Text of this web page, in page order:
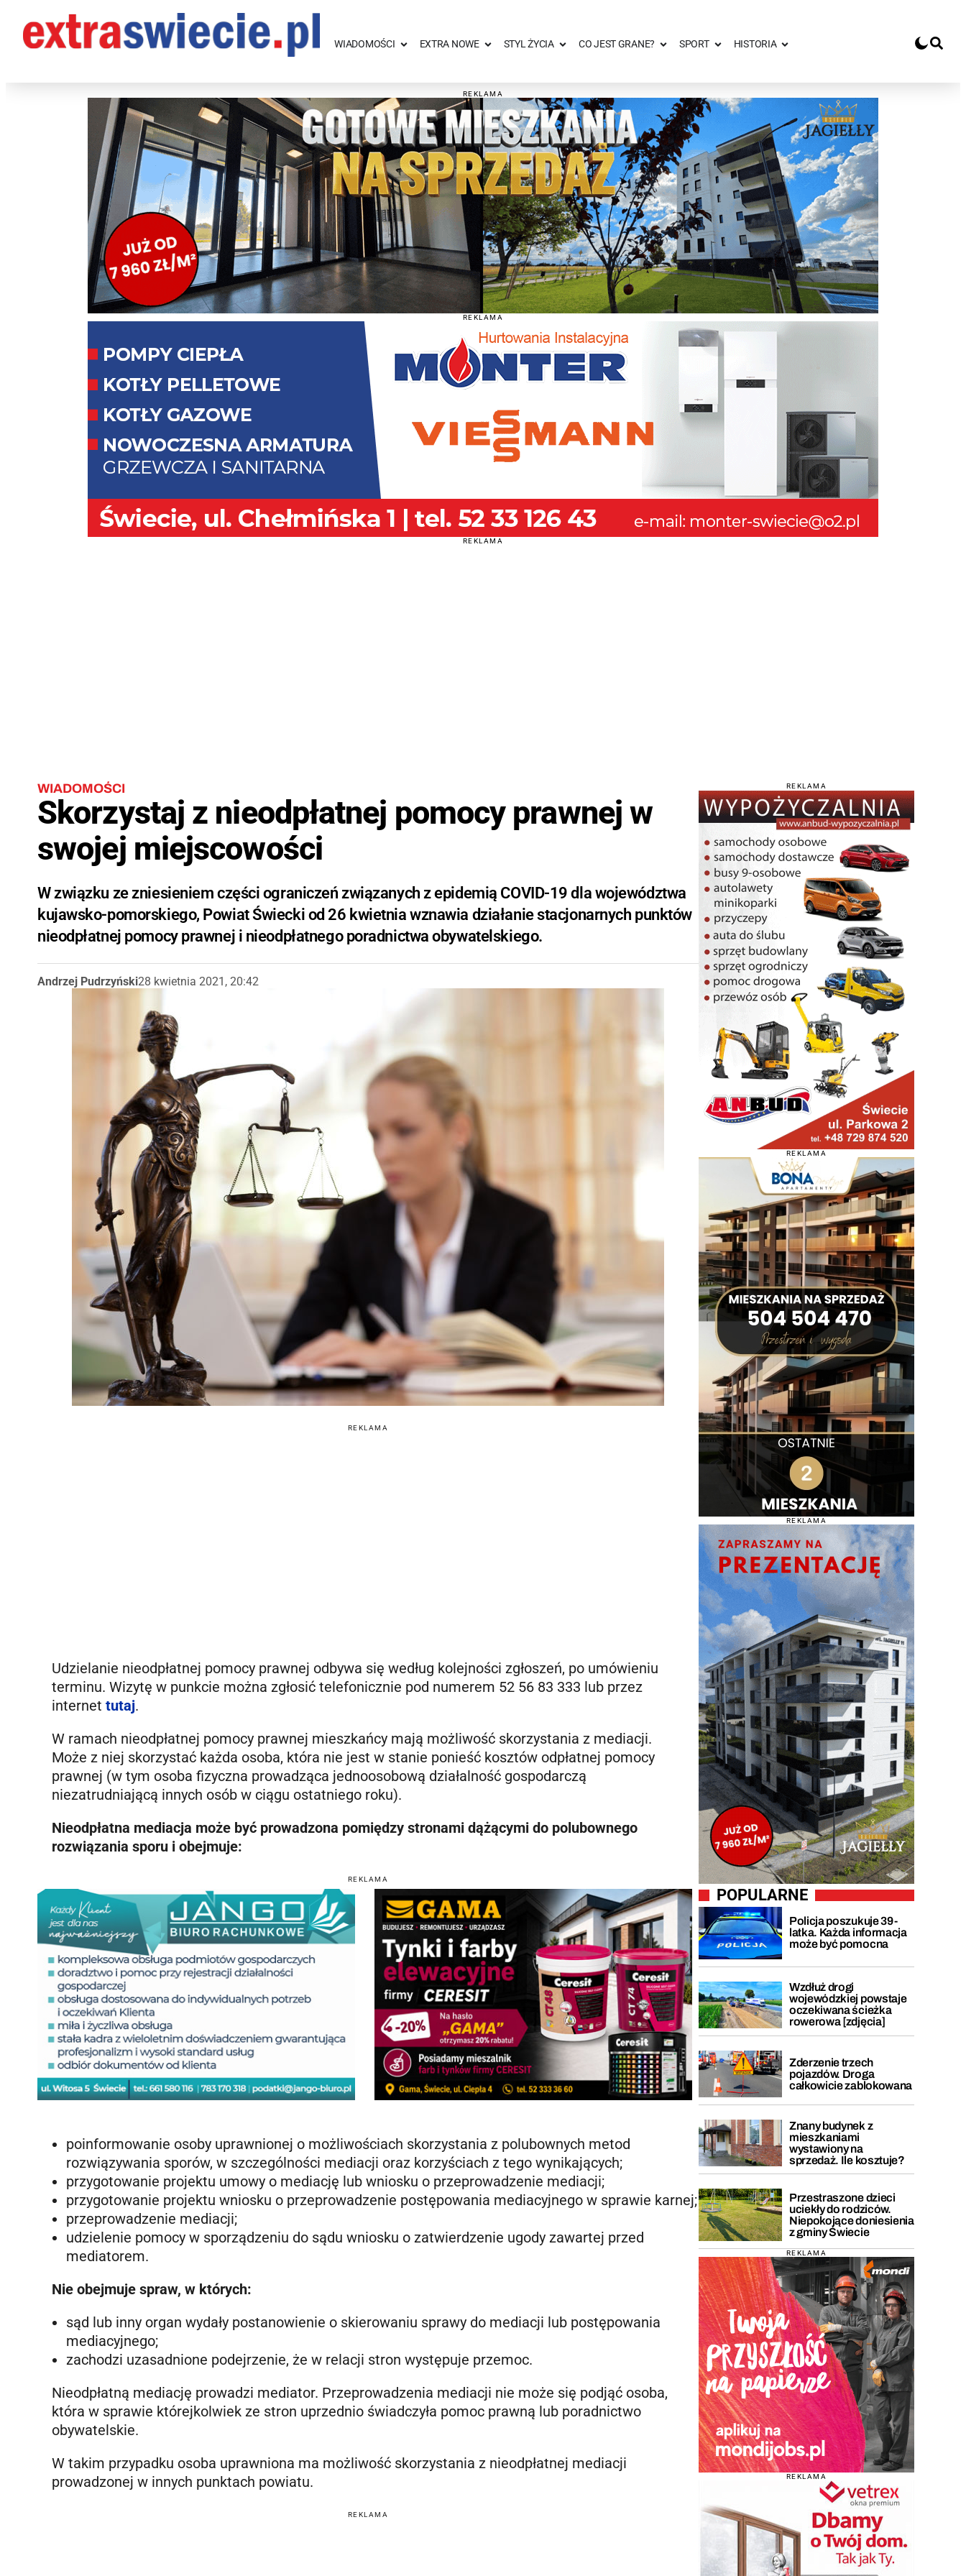
WIADOMOŚCI EXTRA NOWE STYL ŻYCIA CO JEST GRANE? SPORT HISTORIA
REKLAMA
REKLAMA
REKLAMA
WIADOMOŚCI
Skorzystaj z nieodpłatnej pomocy prawnej w
swojej miejscowości
W związku ze zniesieniem części ograniczeń związanych z epidemią COVID-19 dla województwa
kujawsko-pomorskiego, Powiat Świecki od 26 kwietnia wznawia działanie stacjonarnych punktów
nieodpłatnej pomocy prawnej i nieodpłatnego poradnictwa obywatelskiego.
Andrzej Pudrzyński28 kwietnia 2021, 20:42
REKLAMA
Udzielanie nieodpłatnej pomocy prawnej odbywa się według kolejności zgłoszeń, po umówieniu
terminu. Wizytę w punkcie można zgłosić telefonicznie pod numerem 52 56 83 333 lub przez
internet tutaj.
W ramach nieodpłatnej pomocy prawnej mieszkańcy mają możliwość skorzystania z mediacji.
Może z niej skorzystać każda osoba, która nie jest w stanie ponieść kosztów odpłatnej pomocy
prawnej (w tym osoba fizyczna prowadząca jednoosobową działalność gospodarczą
niezatrudniającą innych osób w ciągu ostatniego roku).
Nieodpłatna mediacja może być prowadzona pomiędzy stronami dążącymi do polubownego
rozwiązania sporu i obejmuje:
REKLAMA
poinformowanie osoby uprawnionej o możliwościach skorzystania z polubownych metod
rozwiązywania sporów, w szczególności mediacji oraz korzyściach z tego wynikających;
przygotowanie projektu umowy o mediację lub wniosku o przeprowadzenie mediacji;
przygotowanie projektu wniosku o przeprowadzenie postępowania mediacyjnego w sprawie karnej;
przeprowadzenie mediacji;
udzielenie pomocy w sporządzeniu do sądu wniosku o zatwierdzenie ugody zawartej przed
mediatorem.
Nie obejmuje spraw, w których:
sąd lub inny organ wydały postanowienie o skierowaniu sprawy do mediacji lub postępowania
mediacyjnego;
zachodzi uzasadnione podejrzenie, że w relacji stron występuje przemoc.
Nieodpłatną mediację prowadzi mediator. Przeprowadzenia mediacji nie może się podjąć osoba,
która w sprawie którejkolwiek ze stron uprzednio świadczyła pomoc prawną lub poradnictwo
obywatelskie.
W takim przypadku osoba uprawniona ma możliwość skorzystania z nieodpłatnej mediacji
prowadzonej w innych punktach powiatu.
REKLAMA
REKLAMA
REKLAMA
REKLAMA
POPULARNE
Policja poszukuje 39-
latka. Każda informacja
może być pomocna
Wzdłuż drogi
wojewódzkiej powstaje
oczekiwana ścieżka
rowerowa [zdjęcia]
Zderzenie trzech
pojazdów. Droga
całkowicie zablokowana
Znany budynek z
mieszkaniami
wystawiony na
sprzedaż. Ile kosztuje?
Przestraszone dzieci
uciekły do rodziców.
Niepokojące doniesienia
z gminy Świecie
REKLAMA
REKLAMA